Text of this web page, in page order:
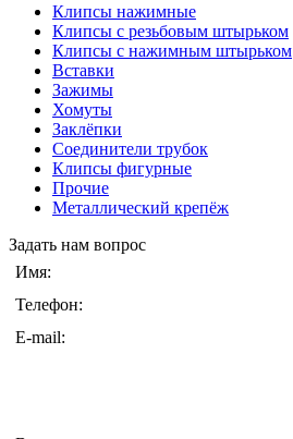
Клипсы нажимные
Клипсы с резьбовым штырьком
Клипсы с нажимным штырьком
Вставки
Зажимы
Хомуты
Заклёпки
Соединители трубок
Клипсы фигурные
Прочие
Металлический крепёж
Задать нам вопрос
Имя:
Телефон:
E-mail: